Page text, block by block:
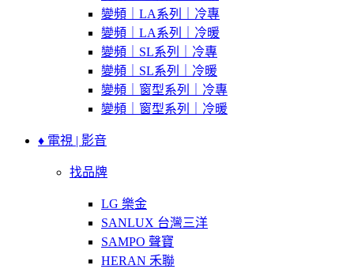
變頻｜LA系列｜冷專
變頻｜LA系列｜冷暖
變頻｜SL系列｜冷專
變頻｜SL系列｜冷暖
變頻｜窗型系列｜冷專
變頻｜窗型系列｜冷暖
♦ 電視 | 影音
找品牌
LG 樂金
SANLUX 台灣三洋
SAMPO 聲寶
HERAN 禾聯